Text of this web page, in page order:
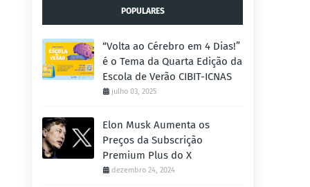
POPULARES
“Volta ao Cérebro em 4 Dias!”
é o Tema da Quarta Edição da
Escola de Verão CIBIT-ICNAS
julho 03, 2025
Elon Musk Aumenta os
Preços da Subscrição
Premium Plus do X
dezembro 24, 2024